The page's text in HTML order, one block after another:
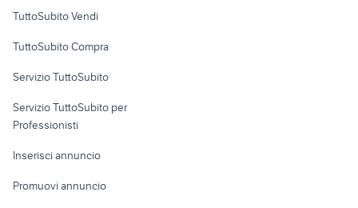
Informatica
Console e
TuttoSubito Vendi
TuttoSubito Compra
Servizio TuttoSubito
Servizio TuttoSubito per
Professionisti
Inserisci annuncio
Promuovi annuncio